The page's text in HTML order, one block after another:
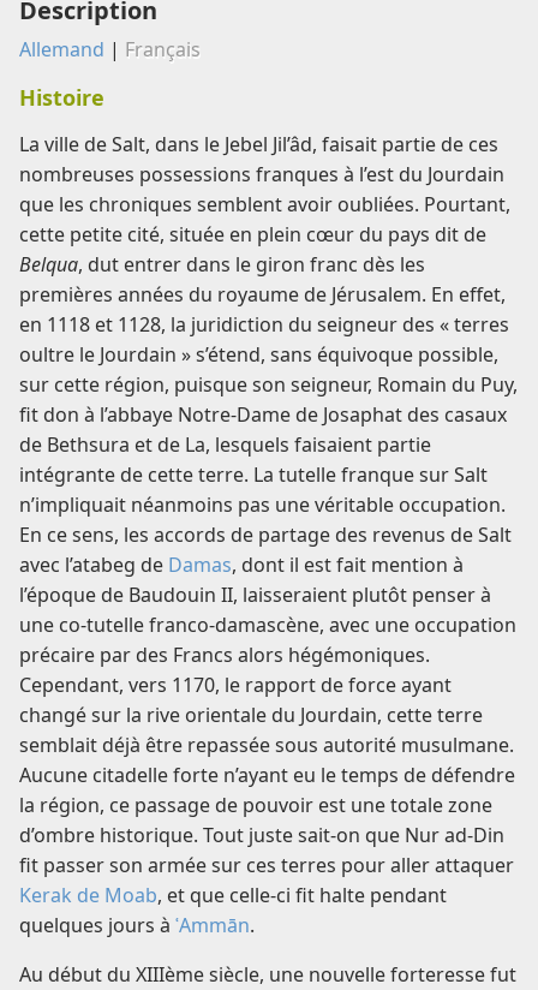
Description
Allemand | Français
Histoire
La ville de Salt, dans le Jebel Jil’âd, faisait partie de ces
nombreuses possessions franques à l’est du Jourdain
que les chroniques semblent avoir oubliées. Pourtant,
cette petite cité, située en plein cœur du pays dit de
Belqua, dut entrer dans le giron franc dès les
premières années du royaume de Jérusalem. En effet,
en 1118 et 1128, la juridiction du seigneur des « terres
oultre le Jourdain » s’étend, sans équivoque possible,
sur cette région, puisque son seigneur, Romain du Puy,
fit don à l’abbaye Notre-Dame de Josaphat des casaux
de Bethsura et de La, lesquels faisaient partie
intégrante de cette terre. La tutelle franque sur Salt
n’impliquait néanmoins pas une véritable occupation.
En ce sens, les accords de partage des revenus de Salt
avec l’atabeg de Damas, dont il est fait mention à
l’époque de Baudouin II, laisseraient plutôt penser à
une co-tutelle franco-damascène, avec une occupation
précaire par des Francs alors hégémoniques.
Cependant, vers 1170, le rapport de force ayant
changé sur la rive orientale du Jourdain, cette terre
semblait déjà être repassée sous autorité musulmane.
Aucune citadelle forte n’ayant eu le temps de défendre
la région, ce passage de pouvoir est une totale zone
d’ombre historique. Tout juste sait-on que Nur ad-Din
fit passer son armée sur ces terres pour aller attaquer
Kerak de Moab, et que celle-ci fit halte pendant
quelques jours à ʿAmmān.
Au début du XIIIème siècle, une nouvelle forteresse fut